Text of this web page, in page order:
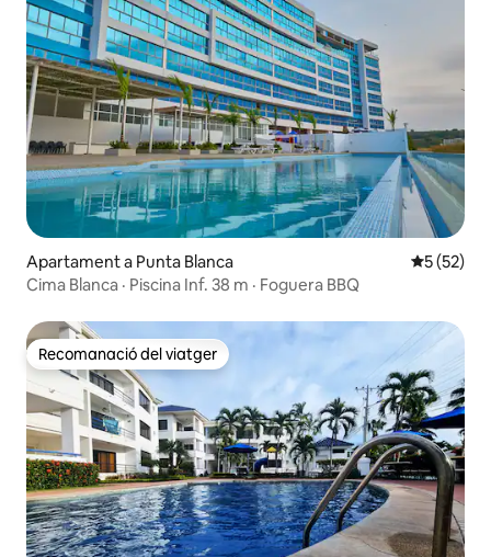
Apartament a Punta Blanca 5 de
5 (52)
Cima Blanca · Piscina Inf. 38 m · Foguera BBQ
Recomanació del viatger
Recomanació del viatger